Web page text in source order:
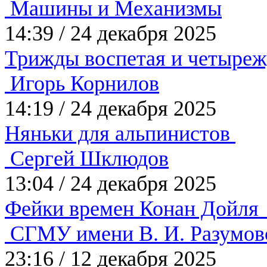
Машины и Механизмы
14:39 / 24 декабря 2025
Трижды воспетая и
Игорь Корнилов
14:19 / 24 декабря 2025
Няньки для альпинистов
Сергей Шклюдов
13:04 / 24 декабря 2025
Фейки времен Конан
СГМУ имени В. И.
23:16 / 12 декабря 2025